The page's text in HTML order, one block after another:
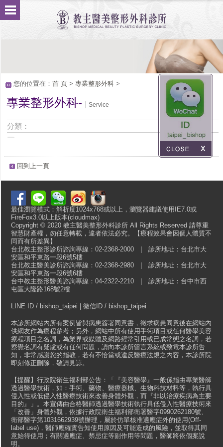
您的位置在： 首 頁> 專業整形外科>
專業整形外科- Service
分類：
回到上一頁
最佳瀏覽模式：解析度1024x768或以上，瀏覽器建議使用IE7.0或
FireFox3.0以上版本(cloudmax)
Copyright © 2020 教主醫美整形外科診所 All Rights Reserved 請尊重
智慧財產權，勿任意轉載，違者依法必究。【療程效果會因個人體質不
同而有所差異】
台北教主整形診所諮詢專線：02-2368-2000 | 診所地址：台北市大
安區和平東路一段6號5樓
台北教主醫美診所諮詢專線：02-2368-2980 | 診所地址：台北市大
安區和平東路一段6號6樓
台中教主整形醫美諮詢專線：04-2322-2210 | 診所地址：台中市西
屯區大隆路168號2樓
LINE ID / bishop_taipei | 微信ID / bishop_taipei
本診所網站內所有案例皆與病患簽署同意書，徵求病患同意後在網站內
供網友作為療程參考；另外，網站中所有使用手術項目或任何醫學美容
療程項目之名詞，為業界或媒體及網路經常引用或已成常態之名詞，若
察覺名詞有疑慮或有任何問題，請向本診所留言系統或致電本診所告
知，非常感謝您的指教，若有不恰當或違反醫療法規之內容，本診所院
即刻修正刪除，敬請見諒。
【提醒】行政院衛生福利部公告：「『美容醫學』一般係指由專業醫師
透過醫學技術，如：手術、藥物、醫療器械、生物科技材料等，執行具
侵入性或低侵入性醫療技術來改善身體外觀，而『非以治療疾病為主要
目的』」。本宣傳由合格醫師透過醫學技術執行具低侵入性醫療技術來
「改善」身體外觀，依據行政院衛生福利部衛署醫字0990262180號、
衛部醫字第1031662939號辦理，屬於仿單核准適應症外的使用(Off-
label use)，醫師應確實告知使用原因及可能造成的風險，並取得其同
意始得使用；有關適應症、禁忌症等副作用等問題，醫師將依個案說
明。